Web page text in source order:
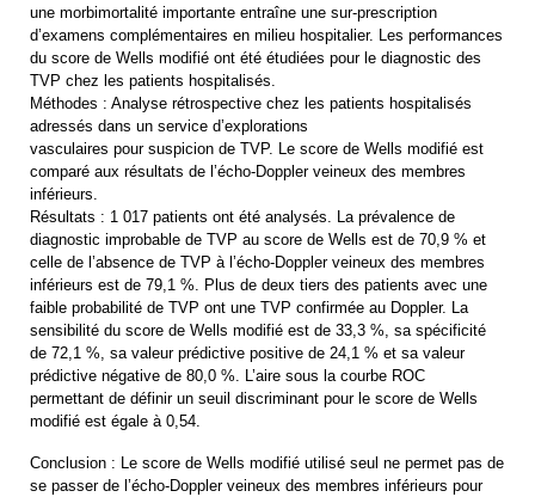
une morbimortalité importante entraîne une sur-prescription
d’examens complémentaires en milieu hospitalier. Les performances
du score de Wells modifié ont été étudiées pour le diagnostic des
TVP chez les patients hospitalisés.
Méthodes : Analyse rétrospective chez les patients hospitalisés
adressés dans un service d’explorations
vasculaires pour suspicion de TVP. Le score de Wells modifié est
comparé aux résultats de l’écho-Doppler veineux des membres
inférieurs.
Résultats : 1 017 patients ont été analysés. La prévalence de
diagnostic improbable de TVP au score de Wells est de 70,9 % et
celle de l’absence de TVP à l’écho-Doppler veineux des membres
inférieurs est de 79,1 %. Plus de deux tiers des patients avec une
faible probabilité de TVP ont une TVP confirmée au Doppler. La
sensibilité du score de Wells modifié est de 33,3 %, sa spécificité
de 72,1 %, sa valeur prédictive positive de 24,1 % et sa valeur
prédictive négative de 80,0 %. L’aire sous la courbe ROC
permettant de définir un seuil discriminant pour le score de Wells
modifié est égale à 0,54.
Conclusion : Le score de Wells modifié utilisé seul ne permet pas de
se passer de l’écho-Doppler veineux des membres inférieurs pour